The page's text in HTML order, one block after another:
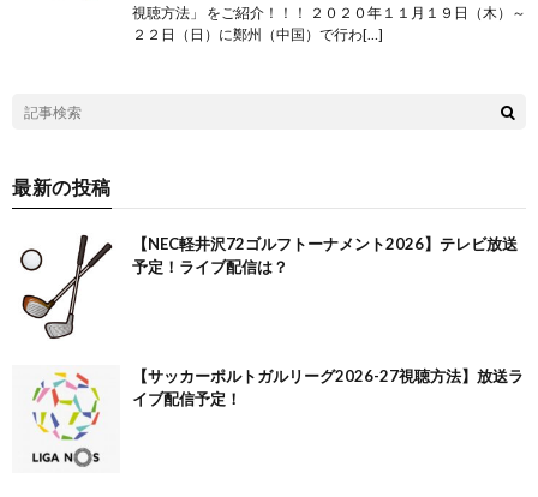
視聴方法」 をご紹介！！！ ２０２０年１１月１９日（木）～
２２日（日）に鄭州（中国）で行わ[…]
最新の投稿
【NEC軽井沢72ゴルフトーナメント2026】テレビ放送
予定！ライブ配信は？
【サッカーポルトガルリーグ2026-27視聴方法】放送ラ
イブ配信予定！